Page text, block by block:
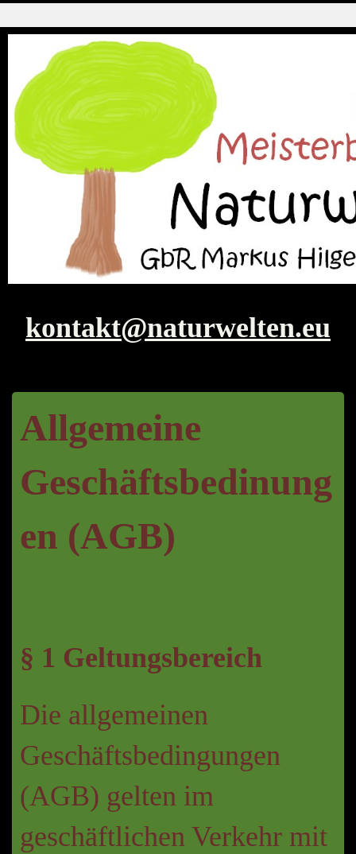
kontakt@naturwelten.eu
Allgemeine
Geschäftsbedinung
en (AGB)
§ 1 Geltungsbereich
Die allgemeinen
Geschäftsbedingungen
(AGB) gelten im
geschäftlichen Verkehr mit